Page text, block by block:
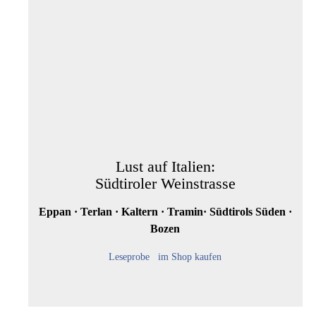
Lust auf Italien:
Südtiroler Weinstrasse
Eppan · Terlan · Kaltern · Tramin· Südtirols Süden ·
Bozen
Leseprobe im Shop kaufen